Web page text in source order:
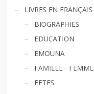
LIVRES EN FRANÇAIS
BIOGRAPHIES
EDUCATION
EMOUNA
FAMILLE - FEMME
FETES